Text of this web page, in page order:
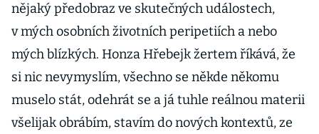
nějaký předobraz ve skutečných událostech,
v mých osobních životních peripetiích a nebo
mých blízkých. Honza Hřebejk žertem říkává, že
si nic nevymyslím, všechno se někde někomu
muselo stát, odehrát se a já tuhle reálnou materii
všelijak obrábím, stavím do nových kontextů, ze